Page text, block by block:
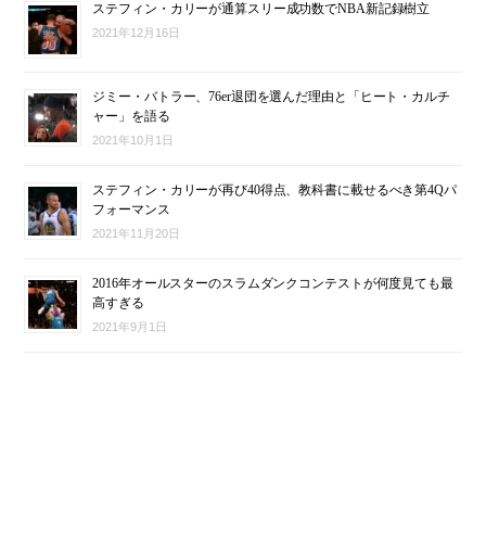
ステフィン・カリーが通算スリー成功数でNBA新記録樹立
2021年12月16日
ジミー・バトラー、76er退団を選んだ理由と「ヒート・カルチ
ャー」を語る
2021年10月1日
ステフィン・カリーが再び40得点、教科書に載せるべき第4Qパ
フォーマンス
2021年11月20日
2016年オールスターのスラムダンクコンテストが何度見ても最
高すぎる
2021年9月1日